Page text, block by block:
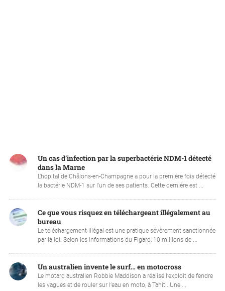
Un cas d’infection par la superbactérie NDM-1 détecté
dans la Marne
L’hopital de Châlons-en-Champagne a pour la première fois détecté
la bactérie NDM-1 sur l’un de ses patients. Cette dernière est ...
Ce que vous risquez en téléchargeant illégalement au
bureau
Le téléchargement illégal est une pratique sévèrement sanctionnée
par la loi. Selon les informations du Figaro, 10 millions de ...
Un australien invente le surf… en motocross
Le motard australien Robbie Maddison a réalisé l’exploit de fendre
les vagues et de rouler sur l’eau en moto, à Tahiti. Une ...